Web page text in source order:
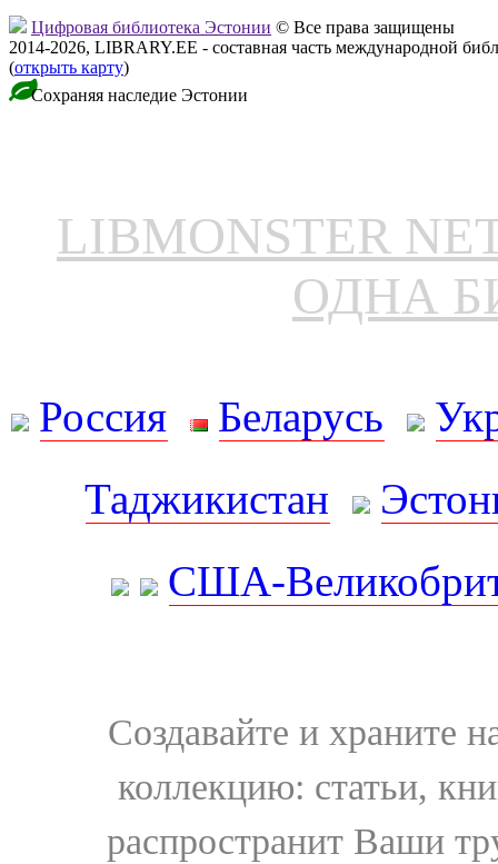
Цифровая библиотека Эстонии © Все права защищены
2014-2026, LIBRARY.EE - составная часть международной
(открыть карту)
Сохраняя наследие Эстонии
LIBMONSTER
ОДНА
Россия Беларусь
Таджикистан
США-
Создавайте и храните
коллекцию: статьи,
распространит Ваши